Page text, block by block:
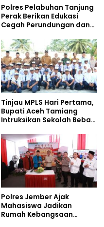
Polres Pelabuhan Tanjung
Perak Berikan Edukasi
Cegah Perundungan dan
kepada Pelajar MPLS
Tinjau MPLS Hari Pertama,
Bupati Aceh Tamiang
Intruksikan Sekolah Bebas
Polres Jember Ajak
Mahasiswa Jadikan
Rumah Kebangsaan